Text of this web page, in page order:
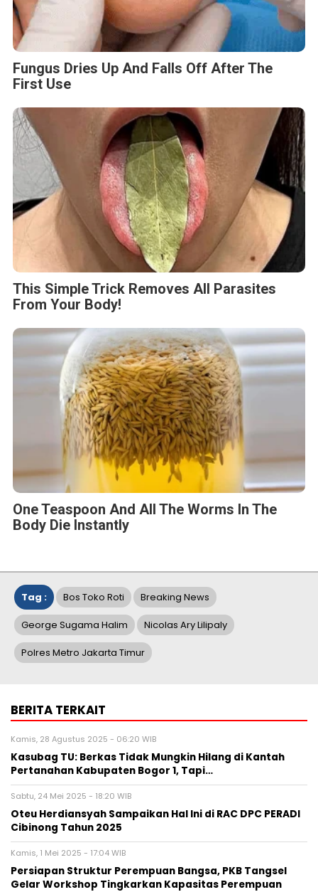
Fungus Dries Up And Falls Off After The
First Use
This Simple Trick Removes All Parasites
From Your Body!
One Teaspoon And All The Worms In The
Body Die Instantly
Tag : Bos Toko Roti Breaking News
George Sugama Halim Nicolas Ary Lilipaly
Polres Metro Jakarta Timur
BERITA TERKAIT
Kamis, 28 Agustus 2025 - 06:20 WIB
Kasubag TU: Berkas Tidak Mungkin Hilang di Kantah
Pertanahan Kabupaten Bogor 1, Tapi…
Sabtu, 24 Mei 2025 - 18:20 WIB
Oteu Herdiansyah Sampaikan Hal Ini di RAC DPC PERADI
Cibinong Tahun 2025
Kamis, 1 Mei 2025 - 17:04 WIB
Persiapan Struktur Perempuan Bangsa, PKB Tangsel
Gelar Workshop Tingkarkan Kapasitas Perempuan